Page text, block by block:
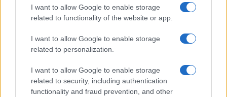
I want to allow Google to enable storage
related to functionality of the website or app.
I want to allow Google to enable storage
related to personalization.
I want to allow Google to enable storage
related to security, including authentication
functionality and fraud prevention, and other
σε "Κοινωνία"
Ακολουθήστε μας στο Google News